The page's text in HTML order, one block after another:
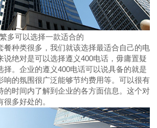
多可以选择一款适合的
餐种类很多，我们就该选择最适合自己的电
说绝对是可以选择遵义400电话，毋庸置疑
择。企业的遵义400电话可以说具备的就是
响的氛围很广泛能够节约费用等。可以很有
的时间内了解到企业的各方面信息。这个对
多好处的。